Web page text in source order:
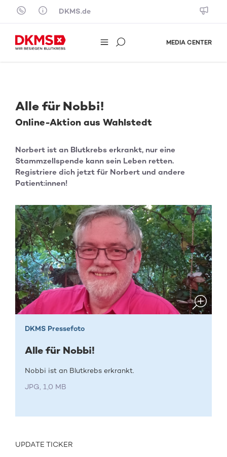
Skip to content
DKMS.de
MEDIA CENTER
Alle für Nobbi!
Online-Aktion aus Wahlstedt
Norbert ist an Blutkrebs erkrankt, nur eine
Stammzellspende kann sein Leben retten.
Registriere dich jetzt für Norbert und andere
Patient:innen!
DKMS Pressefoto
Alle für Nobbi!
Nobbi ist an Blutkrebs erkrankt.
JPG, 1,0 MB
UPDATE TICKER